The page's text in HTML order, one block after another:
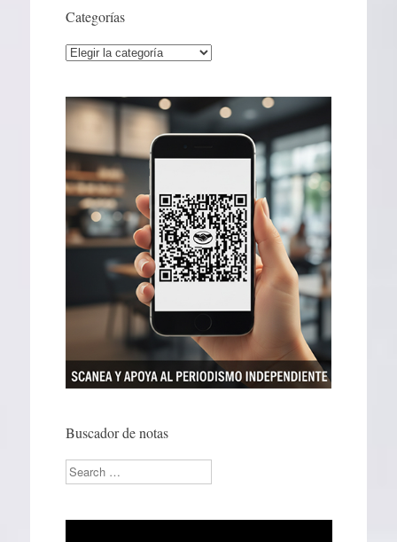
Categorías
Categorías
Buscador de notas
Search